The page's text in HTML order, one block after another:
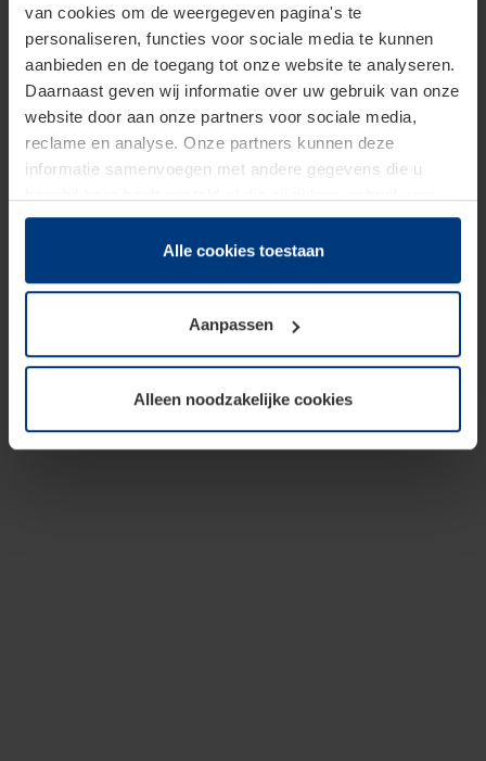
van cookies om de weergegeven pagina's te
personaliseren, functies voor sociale media te kunnen
aanbieden en de toegang tot onze website te analyseren.
Daarnaast geven wij informatie over uw gebruik van onze
website door aan onze partners voor sociale media,
reclame en analyse. Onze partners kunnen deze
informatie samenvoegen met andere gegevens die u
hun diensten hebben verzameld.
Juridisch hebben wij het recht om cookies op uw
van deze pagina's absoluut vereist is. Voor alle andere
soorten cookies is uw toestemming benodigd. Uw
toestemming kunt u op elk moment bij de uitleg van de
wijzigen of herroepen.
Alle cookies toestaan
Aanpassen
Alleen noodzakelijke cookies